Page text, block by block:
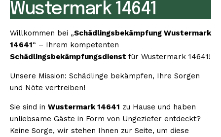
Wustermark 14641
Willkommen bei „Schädlingsbekämpfung Wustermark
14641“ – Ihrem kompetenten
Schädlingsbekämpfungsdienst für Wustermark 14641!
Unsere Mission: Schädlinge bekämpfen, Ihre Sorgen
und Nöte vertreiben!
Sie sind in Wustermark 14641 zu Hause und haben
unliebsame Gäste in Form von Ungeziefer entdeckt?
Keine Sorge, wir stehen Ihnen zur Seite, um diese